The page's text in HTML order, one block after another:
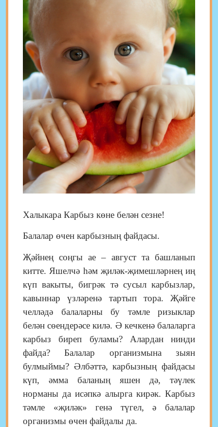
Халыкара Карбыз көне белән сезне!
Балалар өчен карбызның файдасы.
Җәйнең соңгы ае– август та башланып
китте. Яшелчә һәм җиләк-җимешләрнең иң
күп вакыты, бигрәк тә сусыл карбызлар,
кавыннар үзләренә тартып тора. Җәйге
челләдә балаларны бу тәмле ризыклар
белән сөендерәсе килә. Ә кечкенә балаларга
карбыз биреп буламы? Алардан нинди
файда? Балалар организмына зыян
булмыймы? Әлбәттә, карбызның файдасы
күп, әмма баланың яшен дә, тәүлек
норманы да исәпкә алырга кирәк. Карбыз
тәмле «җиләк» генә түгел, ә балалар
организмы өчен файдалы да.